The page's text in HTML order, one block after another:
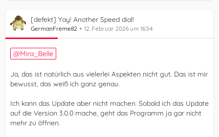
[defekt] Yay! Another Speed dial!
GermanFreme82 12. Februar 2026 um 16:54
Mira_Belle
Ja, das ist natürlich aus vielerlei Aspekten nicht gut. Das ist mir
bewusst, das weiß ich ganz genau.
Ich kann das Update aber nicht machen. Sobald ich das Update
auf die Version 3.0.0 mache, geht das Programm ja gar nicht
mehr zu öffnen.